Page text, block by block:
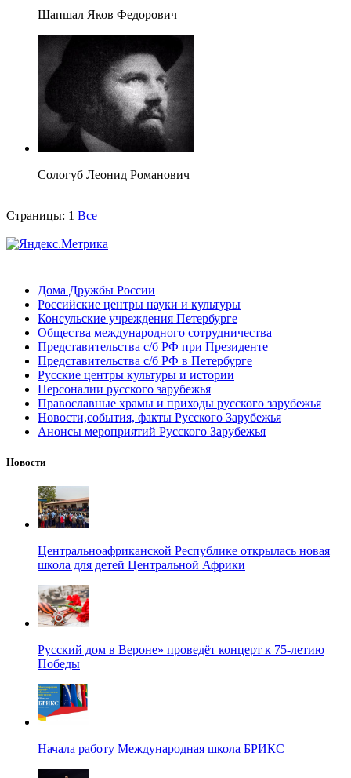
Шапшал Яков Федорович
Сологуб Леонид Романович
Страницы: 1 Все
Дома Дружбы России
Российские центры науки и культуры
Консульские учреждения Петербурге
Общества международного сотрудничества
Представительства с/б РФ при Президенте
Представительства с/б РФ в Петербурге
Русские центры культуры и истории
Персоналии русского зарубежья
Православные храмы и приходы русского зарубежья
Новости,события, факты Русского Зарубежья
Анонсы мероприятий Русского Зарубежья
Новости
Центральноафриканской Республике открылась новая
школа для детей Центральной Африки
Русский дом в Вероне» проведёт концерт к 75-летию
Победы
Начала работу Международная школа БРИКС